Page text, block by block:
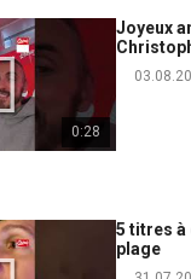
0:28
Joyeux
5 titres à
plage